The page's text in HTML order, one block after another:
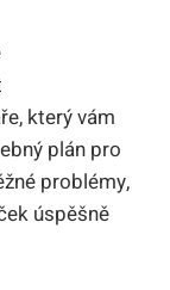
který ​vám
​plán ‌pro
problémy,
⁢úspěšně